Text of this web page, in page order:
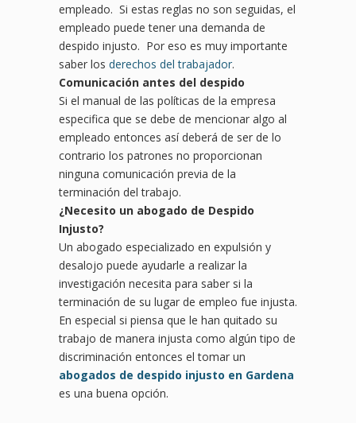
empleado. Si estas reglas no son seguidas, el
empleado puede tener una demanda de
despido injusto. Por eso es muy importante
saber los derechos del trabajador.
Comunicación antes del despido
Si el manual de las políticas de la empresa
especifica que se debe de mencionar algo al
empleado entonces así deberá de ser de lo
contrario los patrones no proporcionan
ninguna comunicación previa de la
terminación del trabajo.
¿Necesito un abogado de Despido
Injusto?
Un abogado especializado en expulsión y
desalojo puede ayudarle a realizar la
investigación necesita para saber si la
terminación de su lugar de empleo fue injusta.
En especial si piensa que le han quitado su
trabajo de manera injusta como algún tipo de
discriminación entonces el tomar un
abogados de despido injusto en Gardena
es una buena opción.